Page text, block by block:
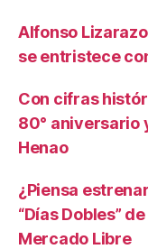
Alfonso
se entristece
Con cifras
80° aniversario
Henao
¿Piensa
“Días Dobles”
Mercado Libre